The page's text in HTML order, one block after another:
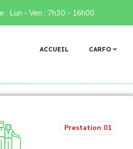
: Lun - Ven : 7h30 - 16h00
ACCUEIL CARFO
Prestation 01